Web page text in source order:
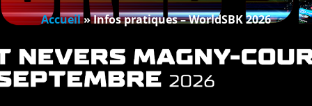
Accueil»Infos pratiques – WorldSBK 2026